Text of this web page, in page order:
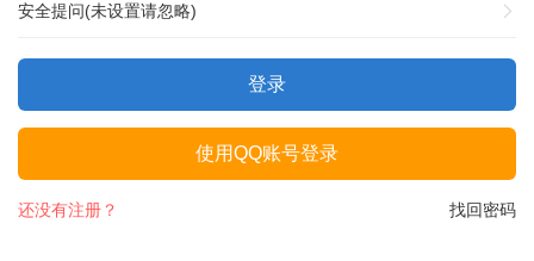
安全提问(未设置请忽略)
登录
使用QQ账号登录
找回密码
还没有注册？